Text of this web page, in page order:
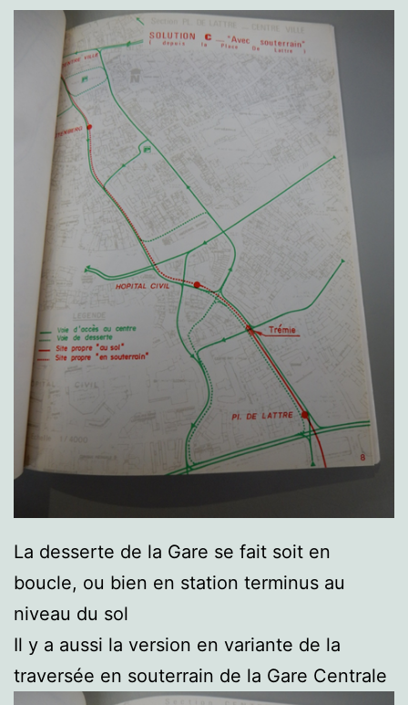
La desserte de la Gare se fait soit en
boucle, ou bien en station terminus au
niveau du sol
Il y a aussi la version en variante de la
traversée en souterrain de la Gare Centrale